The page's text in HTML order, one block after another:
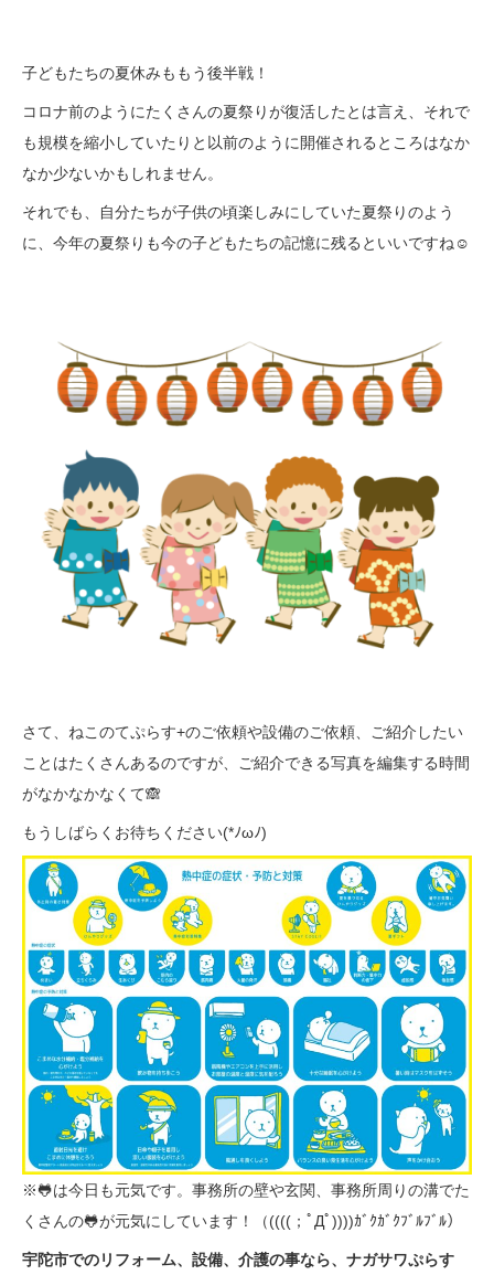
子どもたちの夏休みももう後半戦！
コロナ前のようにたくさんの夏祭りが復活したとは言え、それで
も規模を縮小していたりと以前のように開催されるところはなか
なか少ないかもしれません。
それでも、自分たちが子供の頃楽しみにしていた夏祭りのよう
に、今年の夏祭りも今の子どもたちの記憶に残るといいですね☺
さて、ねこのてぷらす+のご依頼や設備のご依頼、ご紹介したい
ことはたくさんあるのですが、ご紹介できる写真を編集する時間
がなかなかなくて🙈
もうしばらくお待ちください(*ﾉωﾉ)
※🐸は今日も元気です。事務所の壁や玄関、事務所周りの溝でた
くさんの🐸が元気にしています！（((((；ﾟДﾟ))))ｶﾞｸｶﾞｸﾌﾞﾙﾌﾞﾙ）
宇陀市でのリフォーム、設備、介護の事なら、ナガサワぷらす